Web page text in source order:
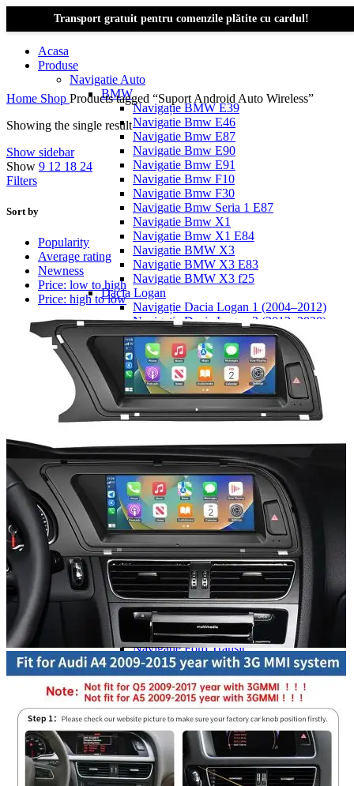
Transport gratuit pentru comenzile plătite cu cardul!
Acasa
Produse
Navigatie Auto
BMW
Navigație BMW E39
Navigatie Bmw E46
Navigatie Bmw E87
Navigatie Bmw E90
Navigatie Bmw E91
Navigatie Bmw F10
Navigatie Bmw F30
Navigatie Bmw Seria 1 E87
Navigatie Bmw X1
Navigatie Bmw X1 E84
Navigatie BMW X3
Navigatie BMW X3 E83
Navigatie BMW X3 f25
Dacia Logan
Navigație Dacia Logan 1 (2004–2012)
Navigație Dacia Logan 2 (2012–2020)
Navigație Dacia Logan 3 (2020–Prezent)
Dacia Duster
Navigatie Duster 2011
Navigatie Duster 2019
Audi
Navigatie Audi A3 8p
Navigatie Audi A4
Navigatie Audi A4 B7
Navigatie Audi A4 B8
Navigatie Audi A5
Navigatie Audi A6 C5
Navigatie Audi A6 C6
Navigatie Audi A6 C7
Navigatie Audi Q5
Ford
Navigație Ford Fiesta
Navigație Ford Focus 1
Navigație Ford Focus 2
Navigație Ford Focus MK3
Navigație Ford Mondeo MK3
Navigație Ford Mondeo MK4
Navigație Ford Transit
Mercedes
Navigație Mercedes C Class W203
Navigație Mercedes C Class W204
Navigație Mercedes W203
Navigație Mercedes W204
Navigație Mercedes W211
Navigație Mercedes Sprinter
Passat
Navigație Passat B5
Home Shop Products tagged “Suport Android Auto Wireless”
Showing the single result
Show sidebar
Show 9 12 18 24
Filters
Sort by
Popularity
Average rating
Newness
Price: low to high
Price: high to low